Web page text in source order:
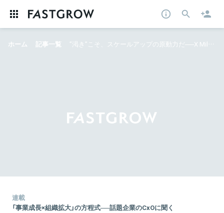
ホーム 記事一覧 ”渇き”こそ、スケールアップの原動力だ──X Mile渡邉×SmartHR芹澤による、急拡大企業の組織マネジメント論
連載
「事業成長×組織拡大」の方程式──話題企業のCxOに聞く